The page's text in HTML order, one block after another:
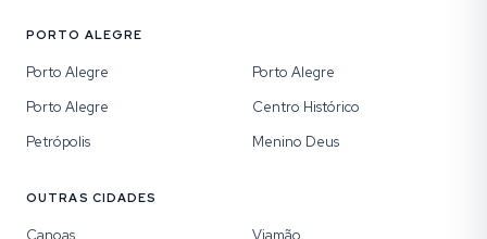
PORTO ALEGRE
Porto Alegre
Porto Alegre
Porto Alegre
Centro Histórico
Petrópolis
Menino Deus
OUTRAS CIDADES
Canoas
Viamão